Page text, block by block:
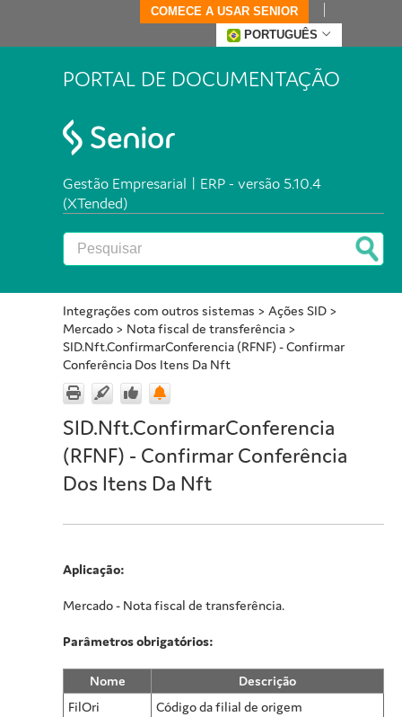
COMECE A USAR SENIOR
PORTUGUÊS
PORTAL DE DOCUMENTAÇÃO
Gestão Empresarial | ERP - versão 5.10.4
(XTended)
Integrações com outros sistemas > Ações SID >
Mercado > Nota fiscal de transferência >
SID.Nft.ConfirmarConferencia (RFNF) - Confirmar
Conferência Dos Itens Da Nft
SID.Nft.ConfirmarConferencia
(RFNF) - Confirmar Conferência
Dos Itens Da Nft
Aplicação:
Mercado - Nota fiscal de transferência.
Parâmetros obrigatórios:
Nome
Descrição
FilOri
Código da filial de origem